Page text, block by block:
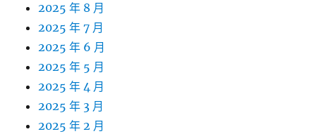
2025 年 8 月
2025 年 7 月
2025 年 6 月
2025 年 5 月
2025 年 4 月
2025 年 3 月
2025 年 2 月